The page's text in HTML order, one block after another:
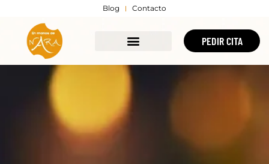
Blog Contacto
PEDIR CITA